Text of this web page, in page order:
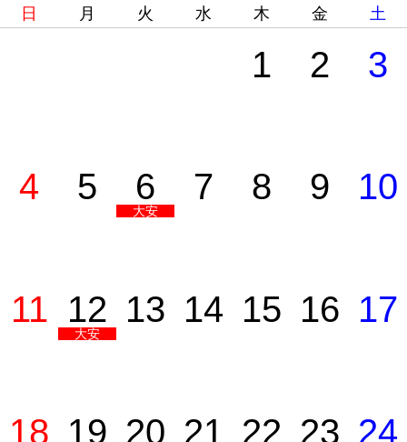
日 月 火 水 木 金 土
1 2 3
4 5 6
大安
7 8 9 10
11 12
大安
13 14 15 16 17
18 19 20 21 22 23 24